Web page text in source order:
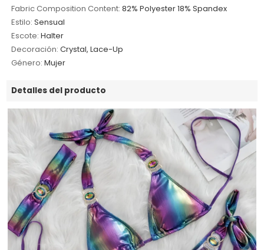
Fabric Composition Content: 82% Polyester 18% Spandex
Estilo: Sensual
Escote: Halter
Decoración: Crystal, Lace-Up
Género: Mujer
Detalles del producto